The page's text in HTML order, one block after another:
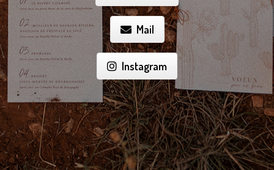
Mail
Instagram